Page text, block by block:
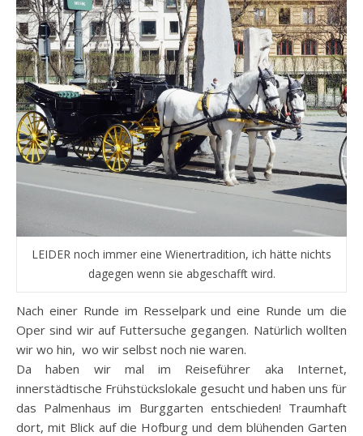
LEIDER noch immer eine Wienertradition, ich hätte nichts
dagegen wenn sie abgeschafft wird.
Nach einer Runde im Resselpark und eine Runde um die
Oper sind wir auf Futtersuche gegangen. Natürlich wollten
wir wo hin, wo wir selbst noch nie waren.
Da haben wir mal im Reiseführer aka Internet,
innerstädtische Frühstückslokale gesucht und haben uns für
das Palmenhaus im Burggarten entschieden! Traumhaft
dort, mit Blick auf die Hofburg und dem blühenden Garten